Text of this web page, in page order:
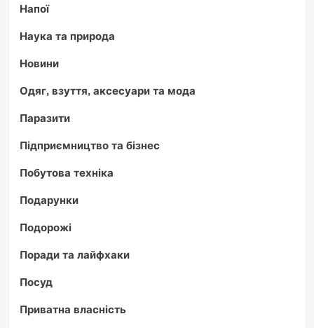
Напої
Наука та природа
Новини
Одяг, взуття, аксесуари та мода
Паразити
Підприємництво та бізнес
Побутова техніка
Подарунки
Подорожі
Поради та лайфхаки
Посуд
Приватна власність